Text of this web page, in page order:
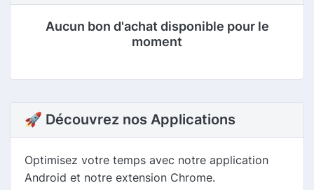
Aucun bon d'achat disponible pour le
moment
🚀 Découvrez nos Applications
Optimisez votre temps avec notre application
Android et notre extension Chrome.